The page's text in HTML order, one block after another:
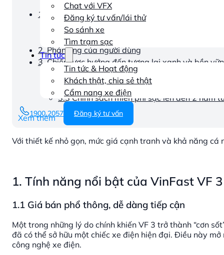
Chat với VFX
Đăng ký tư vấn/lái thử
So sánh xe
Tìm trạm sạc
Tin tức
Tin tức & Hoạt động
Khách thật, chia sẻ thật
Cẩm nang xe điện
1900 2057 Đăng ký tư vấn
1. Tính năng nổi bật của VinFast VF 3
1.1 Giá bán phổ thông, dễ dàng tiếp cận
1.2 Chú trọng vào tính cá nhân hoá như
2. Phản ứng của người dùng
3. Chiến lược hướng đến tương lai xanh và bền
3.1 Chính sách thúc đẩy giao thông xanh
3.2 VinFast VF3 và sứ mệnh “xanh hoá”
3.3 Chính sách miễn phí sạc lên đến 2 năm
Xem thêm
Với thiết kế nhỏ gọn, mức giá cạnh tranh và khả năng
1. Tính năng nổi bật của VinFast VF 3
1.1 Giá bán phổ thông, dễ dàng tiếp cận
Một trong những lý do chính khiến VF 3 trở thành “cơn
đã có thể sở hữu một chiếc xe điện hiện đại. Điều này
công nghệ xe điện.